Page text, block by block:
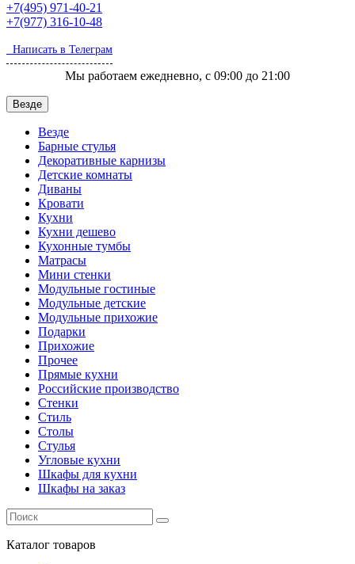
+7(495) 971-40-21
+7(977) 316-10-48
Написать в Телеграм
Мы работаем ежедневно, с 09:00 до 21:00
Везде
Везде
Барные стулья
Декоративные карнизы
Детские комнаты
Диваны
Кровати
Кухни
Кухни дешево
Кухонные тумбы
Матрасы
Мини стенки
Модульные гостиные
Модульные детские
Модульные прихожие
Подарки
Прихожие
Прочее
Прямые кухни
Российские производство
Стенки
Стиль
Столы
Стулья
Угловые кухни
Шкафы для кухни
Шкафы на заказ
Каталог товаров